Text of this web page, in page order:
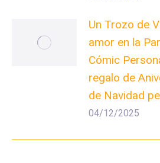
Un Trozo de
amor en la
Cómic
regalo de
de Navidad
04/12/2025